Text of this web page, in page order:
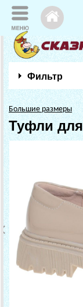
Фильтр
Большие размеры
Туфли для